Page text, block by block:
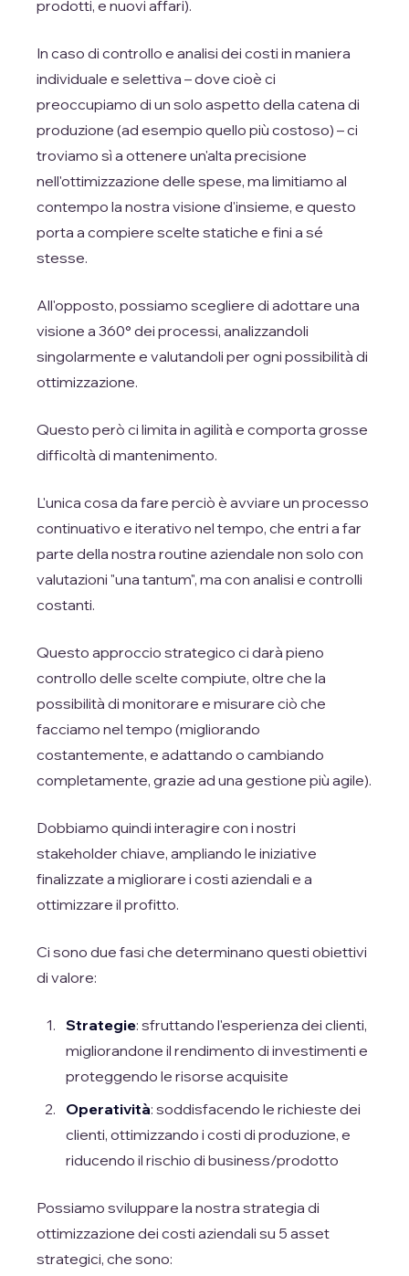
prodotti, e nuovi affari).
In caso di controllo e analisi dei costi in maniera
individuale e selettiva – dove cioè ci
preoccupiamo di un solo aspetto della catena di
produzione (ad esempio quello più costoso) – ci
troviamo sì a ottenere un'alta precisione
nell'ottimizzazione delle spese, ma limitiamo al
contempo la nostra visione d'insieme, e questo
porta a compiere scelte statiche e fini a sé
stesse.
All'opposto, possiamo scegliere di adottare una
visione a 360° dei processi, analizzandoli
singolarmente e valutandoli per ogni possibilità di
ottimizzazione.
Questo però ci limita in agilità e comporta grosse
difficoltà di mantenimento.
L'unica cosa da fare perciò è avviare un processo
continuativo e iterativo nel tempo, che entri a far
parte della nostra routine aziendale non solo con
valutazioni "una tantum", ma con analisi e controlli
costanti.
Questo approccio strategico ci darà pieno
controllo delle scelte compiute, oltre che la
possibilità di monitorare e misurare ciò che
facciamo nel tempo (migliorando
costantemente, e adattando o cambiando
completamente, grazie ad una gestione più agile).
Dobbiamo quindi interagire con i nostri
stakeholder chiave, ampliando le iniziative
finalizzate a migliorare i costi aziendali e a
ottimizzare il profitto.
Ci sono due fasi che determinano questi obiettivi
di valore:
Strategie: sfruttando l'esperienza dei clienti,
migliorandone il rendimento di investimenti e
proteggendo le risorse acquisite
Operatività: soddisfacendo le richieste dei
clienti, ottimizzando i costi di produzione, e
riducendo il rischio di business/prodotto
Possiamo sviluppare la nostra strategia di
ottimizzazione dei costi aziendali su 5 asset
strategici, che sono: